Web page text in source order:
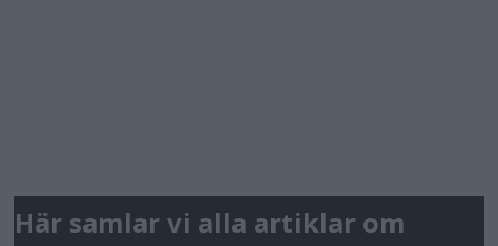
Här samlar vi alla artiklar om